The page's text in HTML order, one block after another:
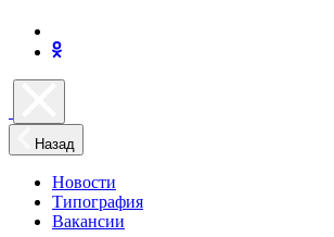
Назад
Новости
Типография
Вакансии